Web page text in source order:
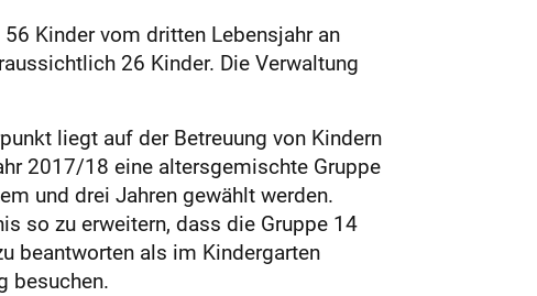
Kinder vom dritten Lebensjahr an
26 Kinder. Die Verwaltung
liegt auf der Betreuung von Kindern
2017/18 eine altersgemischte Gruppe
und drei Jahren gewählt werden.
so zu erweitern, dass die Gruppe 14
beantworten als im Kindergarten
besuchen.